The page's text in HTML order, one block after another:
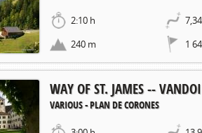
2:10 h
240 m
1
WAY OF ST. JAMES --
VARIOUS - PLAN DE CORONES